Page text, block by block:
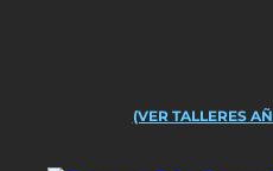
(VER TALLERES